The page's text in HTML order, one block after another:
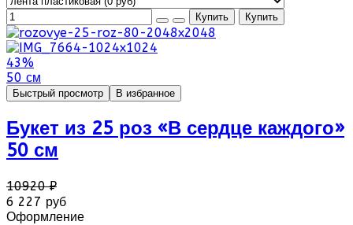
43%
50 см
Быстрый просмотр В избранное
Букет из 25 роз «В сердце каждого»
50 см
10920 ₽
6 227 руб
Оформление